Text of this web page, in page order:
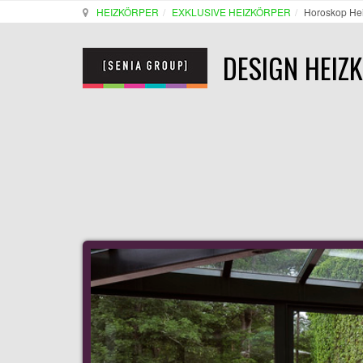
HEIZKÖRPER EXKLUSIVE HEIZKÖRPER Horoskop
DESIGN